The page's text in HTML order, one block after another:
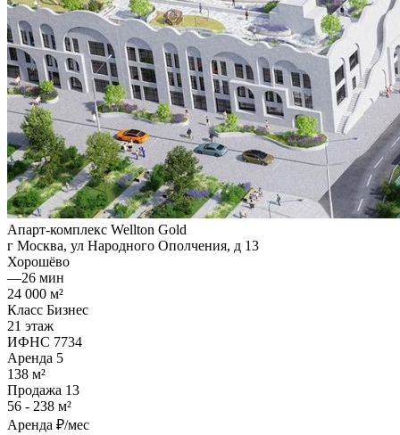
Апарт-комплекс Wellton Gold
г Москва, ул Народного Ополчения, д 13
Хорошёво
—26 мин
24 000 м²
Класс Бизнес
21 этаж
ИФНС 7734
Аренда 5
138 м²
Продажа 13
56 - 238 м²
Аренда ₽/мес